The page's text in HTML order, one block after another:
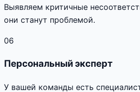
Выявляем критичные
они станут проблемой.
06
Персональный эксперт
У вашей команды есть